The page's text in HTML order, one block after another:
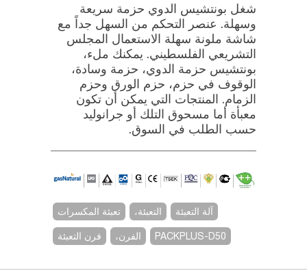
شغل بونتشيس الدوي حزمة سريعة
وسهلة. عنصر التحكم من السهل جداً مع
شاشة ملونة سهلة الاستعمال المجلس
التشريعي الفلسطيني. يمكنك ملء،
بونتشيس حزمة الدوي، حزمة وسادة،
الوقوف في حزم، حزم الورق وحزم
الزمام. المنتجات التي يمكن أن تكون
معبأة أما مسحوق التلك أو جرانوليد
حسب الطلب في السوق.
تعبئة المكسرات التعبئة، آلة التعبئة
فرن التعبئة الفرن، PACKPLUS-D50